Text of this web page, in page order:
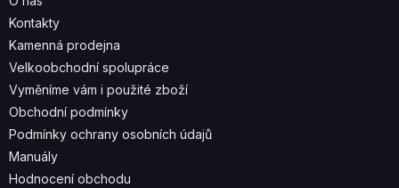
R
V
Kontakty
Kamenná prodejna
Velkoobchodní spolupráce
Vyměníme vám i použité zboží
Obchodní podmínky
Podmínky ochrany osobních údajů
Manuály
Hodnocení obchodu